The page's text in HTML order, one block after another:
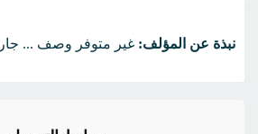
نبذة عن المؤلف: غير متوفر وصف ...